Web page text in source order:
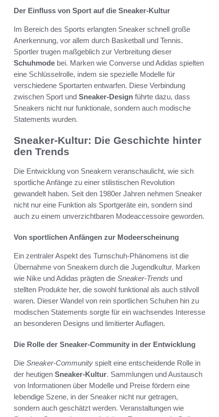
Der Einfluss von Sport auf die Sneaker-Kultur
Im Bereich des Sports erlangten Sneaker schnell große
Anerkennung, vor allem durch Basketball und Tennis.
Sportler trugen maßgeblich zur Verbreitung dieser
Schuhmode bei. Marken wie Converse und Adidas spielten
eine Schlüsselrolle, indem sie spezielle Modelle für
verschiedene Sportarten entwarfen. Diese Verbindung
zwischen Sport und Sneaker-Design führte dazu, dass
Sneakers nicht nur funktionale, sondern auch modische
Statements wurden.
Sneaker-Kultur: Die Geschichte hinter
den Trends
Die Entwicklung von Sneakern veranschaulicht, wie sich
sportliche Anfänge zu einer stilistischen Revolution
gewandelt haben. Seit den 1980er Jahren nehmen Sneaker
nicht nur eine Funktion als Sportgeräte ein, sondern sind
auch zu einem unverzichtbaren Modeaccessoire geworden.
Von sportlichen Anfängen zur Modeerscheinung
Ein zentraler Aspekt des Turnschuh-Phänomens ist die
Übernahme von Sneakern durch die Jugendkultur. Marken
wie Nike und Adidas prägten die Sneaker-Trends und
stellten Produkte her, die sowohl funktional als auch stilvoll
waren. Dieser Wandel von rein sportlichen Schuhen hin zu
modischen Statements sorgte für ein wachsendes Interesse
an besonderen Designs und limitierter Auflagen.
Die Rolle der Sneaker-Community in der Entwicklung
Die Sneaker-Community spielt eine entscheidende Rolle in
der heutigen Sneaker-Kultur. Sammlungen und Austausch
von Informationen über Modelle und Preise fördern eine
lebendige Szene, in der Sneaker nicht nur getragen,
sondern auch geschätzt werden. Veranstaltungen wie